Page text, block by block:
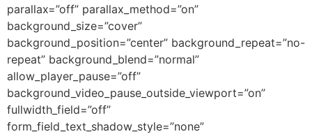
parallax=”off” parallax_method=”on”
background_size=”cover”
background_position=”center” background_repeat=”no-
repeat” background_blend=”normal”
allow_player_pause=”off”
background_video_pause_outside_viewport=”on”
fullwidth_field=”off”
form_field_text_shadow_style=”none”